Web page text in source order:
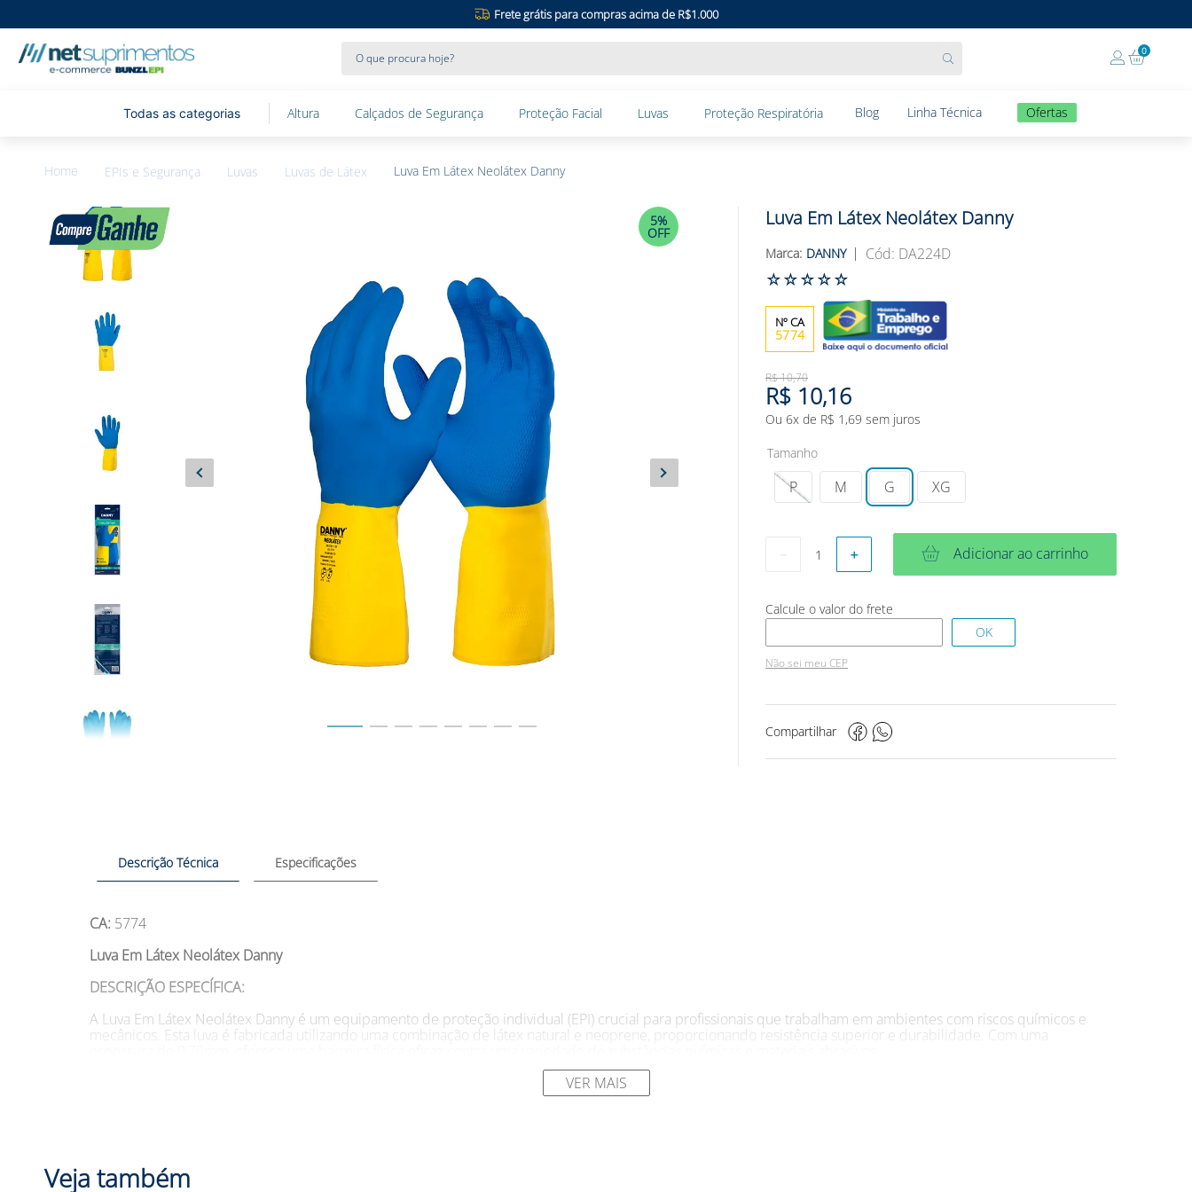
Frete grátis para compras acima de R$1.000
0
Altura Calçados de Segurança Proteção Facial Luvas Proteção Respiratória Blog Linha Técnica Ofertas
EPIs e Segurança Luvas Luvas de Látex Luva Em Látex Neolátex Danny
5%
OFF
Luva Em Látex Neolátex Danny
DANNY : DA224D
☆☆☆☆☆
5774
R$10,70
R$ 10,16
Ou 6x de R$ 1 ,69 sem juros
Tamanho
P M G XG
＋ Adicionar ao carrinho
Não sei meu CEP
Compartilhar
Descrição Técnica Especificações
CA: 5774
Luva Em Látex Neolátex Danny
DESCRIÇÃO ESPECÍFICA:
A Luva Em Látex Neolátex Danny é um equipamento de proteção individual (EPI) crucial para profissionais que trabalham em ambientes com riscos químicos e
mecânicos. Esta luva é fabricada utilizando uma combinação de látex natural e neoprene, proporcionando resistência superior e durabilidade. Com uma
Além disso, a palma antiderrapante da luva proporciona aderência excepcional mesmo em condições úmidas ou oleosas. Testes rigorosos realizados no IPT
(Instituto de Pesquisas Tecnológicas) sob a norma MT11 atestam sua confiabilidade e conformidade com padrões de segurança.
VER MAIS
Veja também